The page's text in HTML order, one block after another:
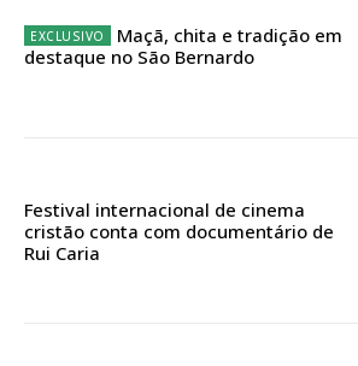
Edição em papel entregue à
Acesso aos conteúdos
assinantes
Ofertas para assinatura anual
Maçã, chita e tradição em
destaque no São Bernardo
Festival internacional de cinema
cristão conta com documentário de
Rui Caria